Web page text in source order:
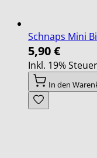
Schnaps Mini
5,90 €
Inkl. 19%
In den